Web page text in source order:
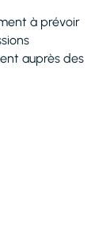
à prévoir
auprès des